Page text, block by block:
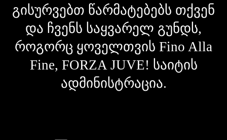
გისურვებთ წარმატებებს თქვენ
და ჩვენს საყვარელ გუნდს,
როგორც ყოველთვის Fino Alla
Fine, FORZA JUVE! საიტის
ადმინისტრაცია.